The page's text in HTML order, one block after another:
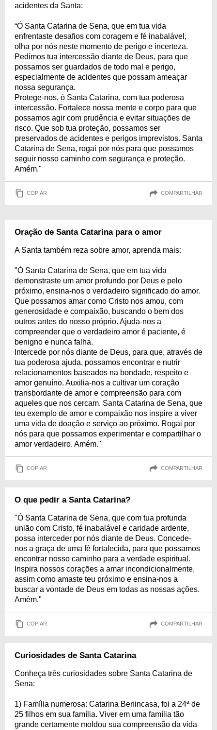
acidentes da Santa:
“Ó Santa Catarina de Sena, que em tua vida
enfrentaste desafios com coragem e fé inabalável,
olha por nós neste momento de perigo e incerteza.
Pedimos tua intercessão diante de Deus, para que
possamos ser guardados de todo mal e perigo,
especialmente de acidentes que possam ameaçar
nossa segurança.
Protege-nos, ó Santa Catarina, com tua poderosa
intercessão. Fortalece nossa mente e corpo para que
possamos agir com prudência e evitar situações de
risco. Que sob tua proteção, possamos ser
preservados de acidentes e perigos imprevistos. Santa
Catarina de Sena, rogai por nós para que possamos
seguir nosso caminho com segurança e proteção.
Amém."
COPIAR COMPARTILHAR
Oração de Santa Catarina para o amor
A Santa também reza sobre amor, aprenda mais:
"Ó Santa Catarina de Sena, que em tua vida
demonstraste um amor profundo por Deus e pelo
próximo, ensina-nos o verdadeiro significado do amor.
Que possamos amar como Cristo nos amou, com
generosidade e compaixão, buscando o bem dos
outros antes do nosso próprio. Ajuda-nos a
compreender que o verdadeiro amor é paciente, é
benigno e nunca falha.
Intercede por nós diante de Deus, para que, através de
tua poderosa ajuda, possamos encontrar e nutrir
relacionamentos baseados na bondade, respeito e
amor genuíno. Auxilia-nos a cultivar um coração
transbordante de amor e compreensão para com
aqueles que nos cercam. Santa Catarina de Sena, que
teu exemplo de amor e compaixão nos inspire a viver
uma vida de doação e serviço ao próximo. Rogai por
nós para que possamos experimentar e compartilhar o
amor verdadeiro. Amém."
COPIAR COMPARTILHAR
O que pedir a Santa Catarina?
"Ó Santa Catarina de Sena, que com tua profunda
união com Cristo, fé inabalável e caridade ardente,
possa interceder por nós diante de Deus. Concede-
nos a graça de uma fé fortalecida, para que possamos
encontrar nosso caminho para a verdade espiritual.
Inspira nossos corações a amar incondicionalmente,
assim como amaste teu próximo e ensina-nos a
buscar a vontade de Deus em todas as nossas ações.
Amém."
COPIAR COMPARTILHAR
Curiosidades de Santa Catarina
Conheça três curiosidades sobre Santa Catarina de
Sena:
1) Família numerosa: Catarina Benincasa, foi a 24ª de
25 filhos em sua família. Viver em uma família tão
grande certamente moldou sua compreensão da vida